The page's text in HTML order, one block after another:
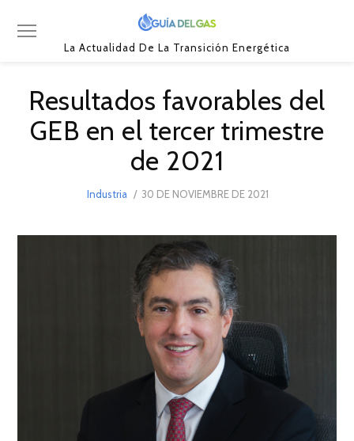
La Actualidad De La Transición Energética
Resultados favorables del
GEB en el tercer trimestre
de 2021
Industria
POSTED
30 DE NOVIEMBRE DE 2021